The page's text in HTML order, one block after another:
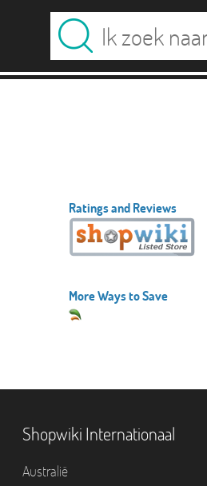
Ratings and Reviews
More Ways to Save
Shopwiki Internationaal
Australië